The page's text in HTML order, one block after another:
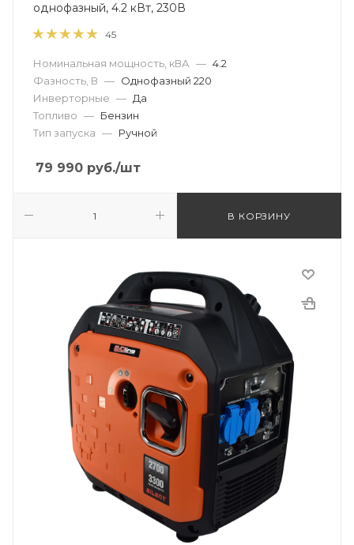
однофазный, 4.2 кВт, 230В
45
Номинальная мощность, кВА — 4.2
Фазность, В — Однофазный 220
Инверторные — Да
Топливо — Бензин
Тип запуска — Ручной
79 990 руб./шт
В КОРЗИНУ